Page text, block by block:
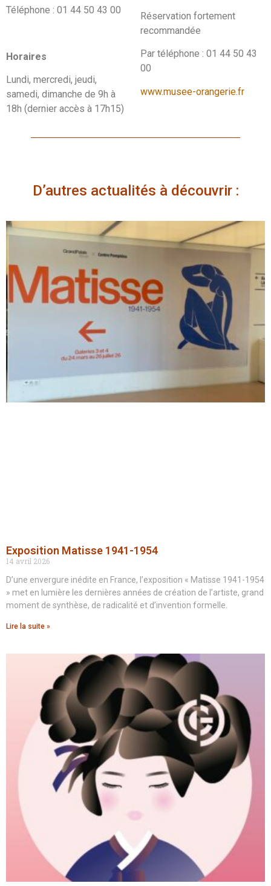
Téléphone : 01 44 50 43 00
Horaires
Lundi, mercredi, jeudi,
samedi, dimanche de 9h à
18h (dernier accès à 17h15)
Réservation fortement
recommandée
Par téléphone : 01 44 50 43
00
www.musee-orangerie.fr
D’autres actualités à découvrir :
Exposition Matisse 1941-1954
14 avril 2026
D’une envergure inédite en France, l’exposition « Matisse 1941-1954
» met en lumière les dernières années de création de l’artiste, grand
moment de synthèse, de radicalité et d’invention formelle.
Lire la suite »